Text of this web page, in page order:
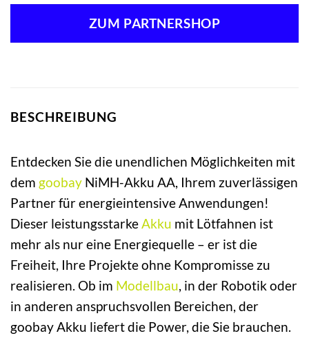
ZUM PARTNERSHOP
BESCHREIBUNG
Entdecken Sie die unendlichen Möglichkeiten mit
dem goobay NiMH-Akku AA, Ihrem zuverlässigen
Partner für energieintensive Anwendungen!
Dieser leistungsstarke Akku mit Lötfahnen ist
mehr als nur eine Energiequelle – er ist die
Freiheit, Ihre Projekte ohne Kompromisse zu
realisieren. Ob im Modellbau , in der Robotik oder
in anderen anspruchsvollen Bereichen, der
goobay Akku liefert die Power, die Sie brauchen.